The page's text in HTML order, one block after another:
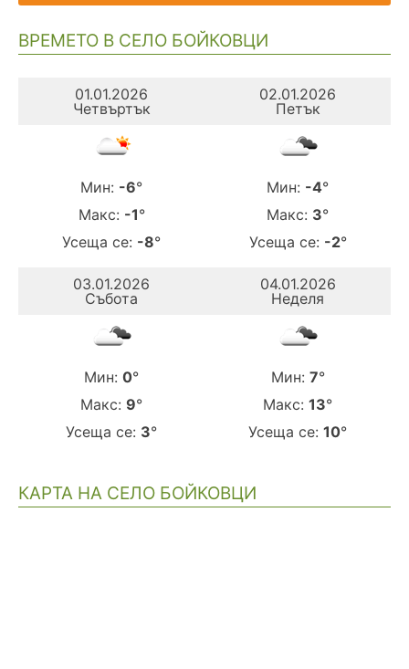
ВРЕМЕТО В СЕЛО БОЙКОВЦИ
01.01.2026
Четвъртък
Мин: -6°
Макс: -1°
Усеща се: -8°
02.01.2026
Петък
Мин: -4°
Макс: 3°
Усеща се: -2°
03.01.2026
Събота
Мин: 0°
Макс: 9°
Усеща се: 3°
04.01.2026
Неделя
Мин: 7°
Макс: 13°
Усеща се: 10°
КАРТА НА СЕЛО БОЙКОВЦИ